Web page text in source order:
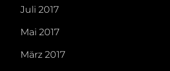
Juli 2017
Mai 2017
März 2017